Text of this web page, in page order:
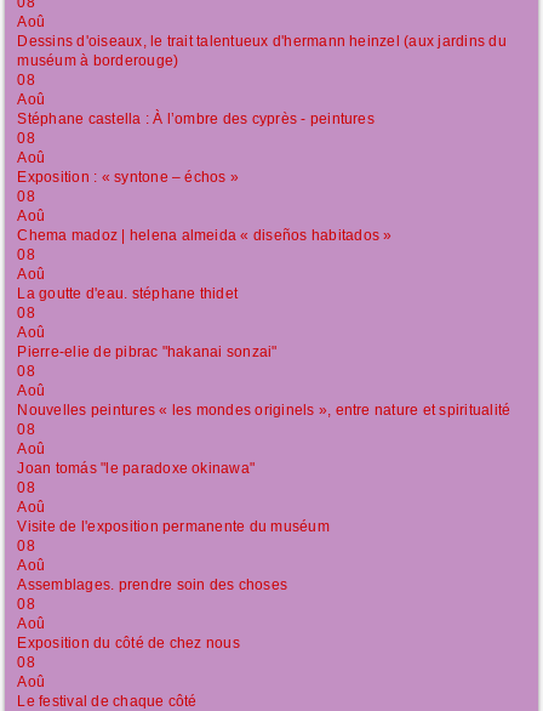
Aoû
Dessins d'oiseaux, le trait talentueux d'hermann heinzel (aux jardins du
muséum à borderouge)
08
Aoû
Stéphane castella : À l’ombre des cyprès - peintures
08
Aoû
Exposition : « syntone – échos »
08
Aoû
Chema madoz | helena almeida « diseños habitados »
08
Aoû
La goutte d'eau. stéphane thidet
08
Aoû
Pierre-elie de pibrac "hakanai sonzai"
08
Aoû
Nouvelles peintures « les mondes originels », entre nature et spiritualité
08
Aoû
Joan tomás "le paradoxe okinawa"
08
Aoû
Visite de l'exposition permanente du muséum
08
Aoû
Assemblages. prendre soin des choses
08
Aoû
Exposition du côté de chez nous
08
Aoû
Le festival de chaque côté